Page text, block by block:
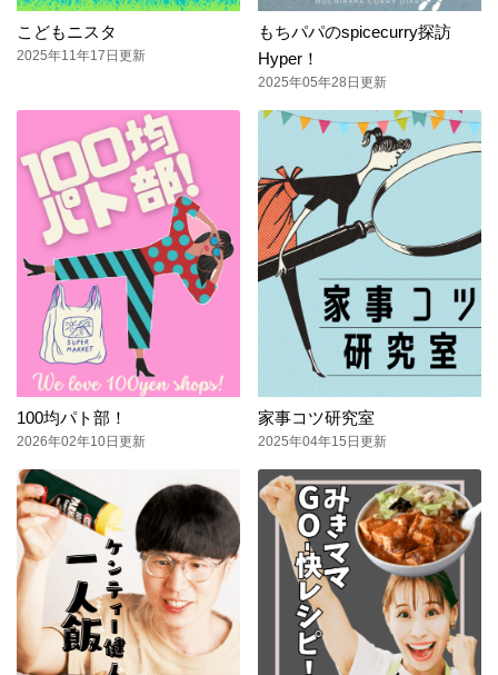
こどもニスタ
2025年11年17日更新
もちパパのspicecurry探訪
Hyper！
2025年05年28日更新
100均パト部！
2026年02年10日更新
家事コツ研究室
2025年04年15日更新